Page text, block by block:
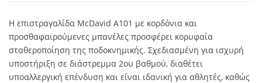
Η επιστραγαλίδα McDavid A101 με κορδόνια και
προσθαφαιρούμενες μπανέλες προσφέρει κορυφαία
σταθεροποίηση της ποδοκνημικής. Σχεδιασμένη για ισχυρή
υποστήριξη σε διάστρεμμα 2ου βαθμού, διαθέτει
υποαλλεργική επένδυση και είναι ιδανική για αθλητές, καθώς